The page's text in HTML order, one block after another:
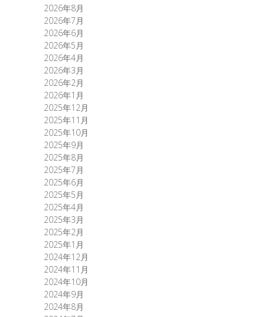
2026年8月
2026年7月
2026年6月
2026年5月
2026年4月
2026年3月
2026年2月
2026年1月
2025年12月
2025年11月
2025年10月
2025年9月
2025年8月
2025年7月
2025年6月
2025年5月
2025年4月
2025年3月
2025年2月
2025年1月
2024年12月
2024年11月
2024年10月
2024年9月
2024年8月